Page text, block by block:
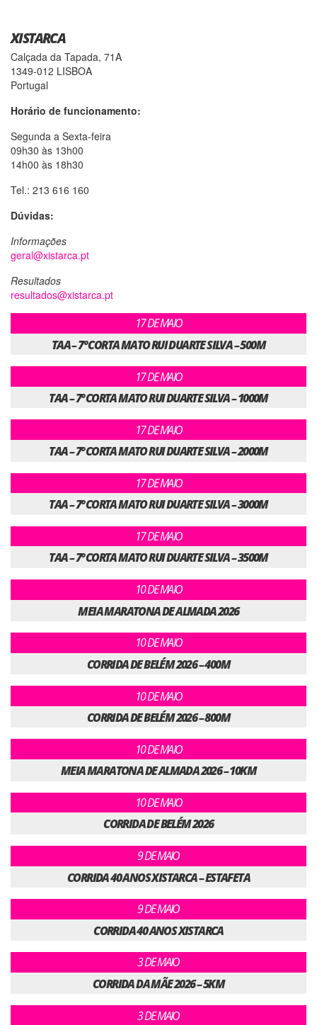
XISTARCA
Calçada da Tapada, 71A
1349-012 LISBOA
Portugal
Horário de funcionamento:
Segunda a Sexta-feira
09h30 às 13h00
14h00 às 18h30
Tel.: 213 616 160
Dúvidas:
Informações
geral@xistarca.pt
Resultados
resultados@xistarca.pt
17 DE MAIO
TAA – 7º CORTA MATO RUI DUARTE SILVA – 500M
17 DE MAIO
TAA – 7º CORTA MATO RUI DUARTE SILVA – 1000M
17 DE MAIO
TAA – 7º CORTA MATO RUI DUARTE SILVA – 2000M
17 DE MAIO
TAA – 7º CORTA MATO RUI DUARTE SILVA – 3000M
17 DE MAIO
TAA – 7º CORTA MATO RUI DUARTE SILVA – 3500M
10 DE MAIO
MEIA MARATONA DE ALMADA 2026
10 DE MAIO
CORRIDA DE BELÉM 2026 – 400M
10 DE MAIO
CORRIDA DE BELÉM 2026 – 800M
10 DE MAIO
MEIA MARATONA DE ALMADA 2026 – 10KM
10 DE MAIO
CORRIDA DE BELÉM 2026
9 DE MAIO
CORRIDA 40 ANOS XISTARCA – ESTAFETA
9 DE MAIO
CORRIDA 40 ANOS XISTARCA
3 DE MAIO
CORRIDA DA MÃE 2026 – 5KM
3 DE MAIO